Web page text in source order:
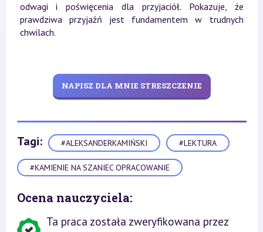
odwagi i poświęcenia dla przyjaciół. Pokazuje, że
prawdziwa przyjaźń jest fundamentem w trudnych
chwilach.
NAPISZ DLA MNIE STRESZCZENIE
Tagi: #ALEKSANDERKAMIŃSKI #LEKTURA
#KAMIENIE NA SZANIEC OPRACOWANIE
Ocena nauczyciela:
Ta praca została zweryfikowana przez